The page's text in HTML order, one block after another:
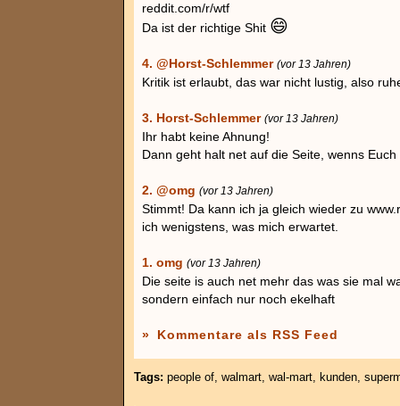
reddit.com/r/wtf
Da ist der richtige Shit 😄
4. @Horst-Schlemmer (vor 13 Jahren)
Kritik ist erlaubt, das war nicht lustig, also
3. Horst-Schlemmer (vor 13 Jahren)
Ihr habt keine Ahnung!
Dann geht halt net auf die Seite, wenns
2. @omg (vor 13 Jahren)
Stimmt! Da kann ich ja gleich wieder zu
ich wenigstens, was mich erwartet.
1. omg (vor 13 Jahren)
Die seite is auch net mehr das was sie mal
sondern einfach nur noch ekelhaft
» Kommentare als RSS Feed
Tags: people of, walmart, wal-mart, kunden,